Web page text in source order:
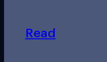
Read